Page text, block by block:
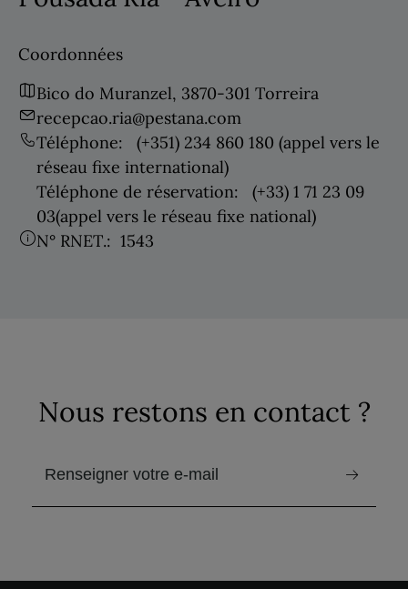
Coordonnées
Bico do Muranzel, 3870-301 Torreira
recepcao.ria@pestana.com
Téléphone:
(+351) 234 860 180 (appel vers le
réseau fixe international)
Téléphone de réservation:
(+33) 1 71 23 09
03(appel vers le réseau fixe national)
N° RNET.: 1543
Nous restons en contact ?
email pour recevoir la newsletter